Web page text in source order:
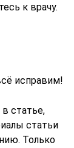
к врачу.
исправим!
статье,
статьи
Только